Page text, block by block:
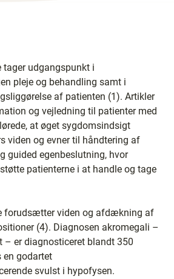
tager udgangspunkt i
pleje og behandling samt i
af patienten (1). Artikler
og vejledning til patienter med
at øget sygdomsindsigt
viden og evner til håndtering af
guided egenbeslutning, hvor
patienterne i at handle og tage
forudsætter viden og afdækning af
(4). Diagnosen akromegali –
er diagnosticeret blandt 350
en godartet
svulst i hypofysen.